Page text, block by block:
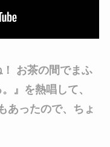
お茶の間でまふ
』を熱唱して、
あったので、ちょ